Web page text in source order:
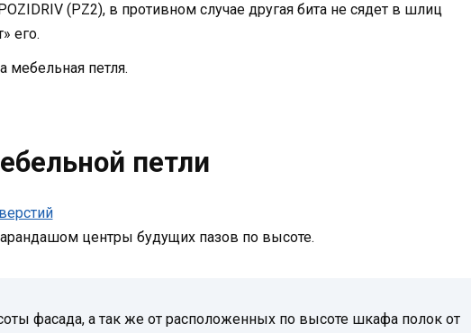
(PZ2), в противном случае другая бита не сядет в шлиц
его.
мебельная петля.
петли
центры будущих пазов по высоте.
фасада, а так же от расположенных по высоте шкафа полок от